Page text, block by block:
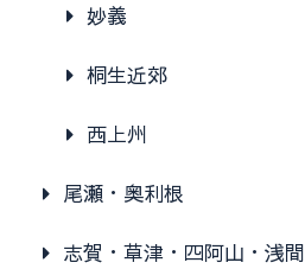
妙義
桐生近郊
西上州
尾瀬・奥利根
志賀・草津・四阿山・浅間